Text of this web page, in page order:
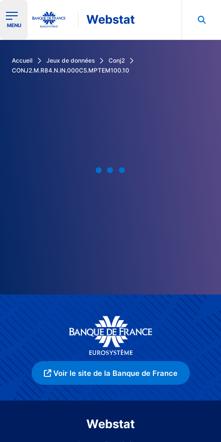
Ouvrir le menu de navigation
MENU Webstat
Accueil Jeux de données
Conj2
CONJ2.M.R84.N.IN.000C5.MPTEM100.10
Voir le site de la Banque de France
Webstat